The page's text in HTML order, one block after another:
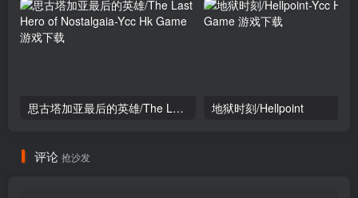
思古塔加亚最后的英雄/The Last Hero of Nostalgaia 地狱时刻/Hellpoint
评论 抢沙发